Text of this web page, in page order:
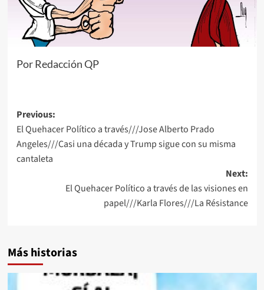
Por Redacción QP
Post
navigation
Previous:
El Quehacer Político a través///Jose Alberto Prado
Angeles///Casi una década y Trump sigue con su misma
cantaleta
Next:
El Quehacer Político a través de las visiones en
papel///Karla Flores///La Résistance
Más historias